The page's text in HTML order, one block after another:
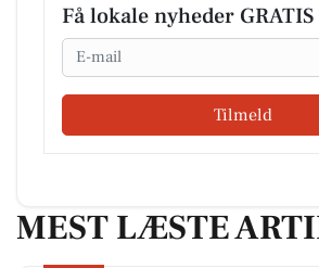
Få lokale nyheder GRATIS
Email
Tilmeld
MEST LÆSTE